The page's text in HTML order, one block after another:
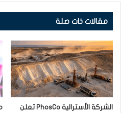
مقالات ذات صلة
الشركة الأسترالية PhosCo تعلن